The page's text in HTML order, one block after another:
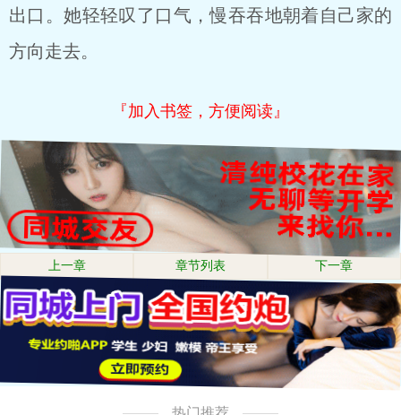
出口。她轻轻叹了口气，慢吞吞地朝着自己家的
方向走去。
『加入书签，方便阅读』
上一章 章节列表 下一章